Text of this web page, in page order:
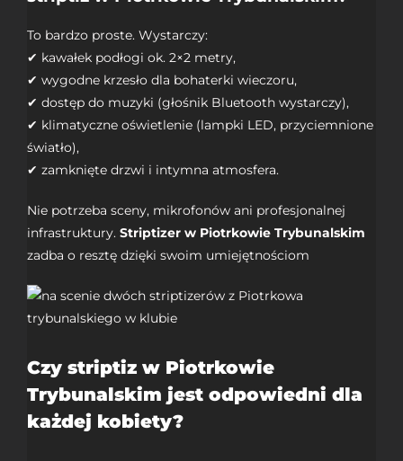
To bardzo proste. Wystarczy:
✔ kawałek podłogi ok. 2×2 metry,
✔ wygodne krzesło dla bohaterki wieczoru,
✔ dostęp do muzyki (głośnik Bluetooth wystarczy),
✔ klimatyczne oświetlenie (lampki LED, przyciemnione
światło),
✔ zamknięte drzwi i intymna atmosfera.
Nie potrzeba sceny, mikrofonów ani profesjonalnej
infrastruktury. Striptizer w Piotrkowie Trybunalskim
zadba o resztę dzięki swoim umiejętnościom
Czy striptiz w Piotrkowie
Trybunalskim jest odpowiedni dla
każdej kobiety?